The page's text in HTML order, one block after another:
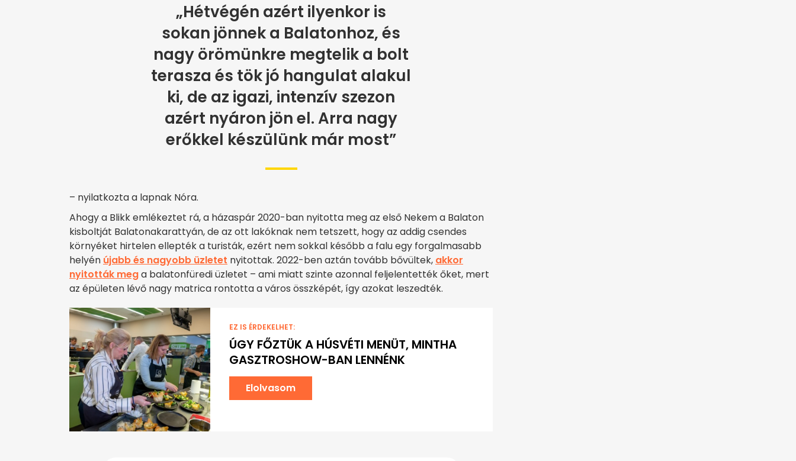
„Hétvégén azért ilyenkor is
sokan jönnek a Balatonhoz, és
nagy örömünkre megtelik a bolt
terasza és tök jó hangulat alakul
ki, de az igazi, intenzív szezon
azért nyáron jön el. Arra nagy
erőkkel készülünk már most”
– nyilatkozta a lapnak Nóra.
Ahogy a Blikk emlékeztet rá, a házaspár 2020-ban nyitotta meg az első Nekem a Balaton
kisboltját Balatonakarattyán, de az ott lakóknak nem tetszett, hogy az addig csendes
környéket hirtelen ellepték a turisták, ezért nem sokkal később a falu egy forgalmasabb
helyén újabb és nagyobb üzletet nyitottak. 2022-ben aztán tovább bővültek, akkor
nyitották mega balatonfüredi üzletet – ami miatt szinte azonnal feljelentették őket, mert
az épületen lévő nagy matrica rontotta a város összképét, így azokat leszedték.
EZ IS ÉRDEKELHET:
ÚGY FŐZTÜK A HÚSVÉTI MENÜT, MINTHA
GASZTROSHOW-BAN LENNÉNK
Elolvasom